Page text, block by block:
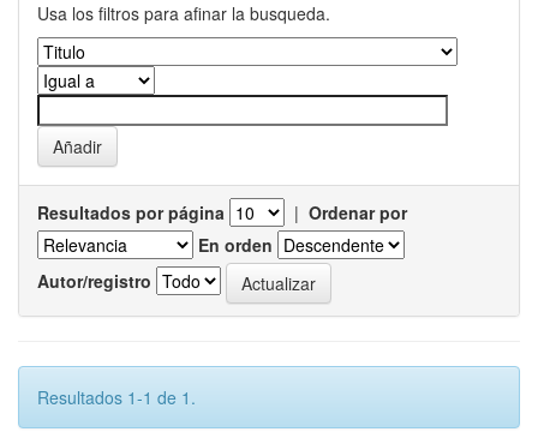
Usa los filtros para afinar la busqueda.
Resultados por página | Ordenar por
En orden
Autor/registro
Resultados 1-1 de 1.